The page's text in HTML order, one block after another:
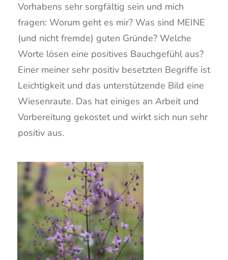
Vorhabens sehr sorgfältig sein und mich
fragen: Worum geht es mir? Was sind MEINE
(und nicht fremde) guten Gründe? Welche
Worte lösen eine positives Bauchgefühl aus?
Einer meiner sehr positiv besetzten Begriffe ist
Leichtigkeit und das unterstützende Bild eine
Wiesenraute. Das hat einiges an Arbeit und
Vorbereitung gekostet und wirkt sich nun sehr
positiv aus.